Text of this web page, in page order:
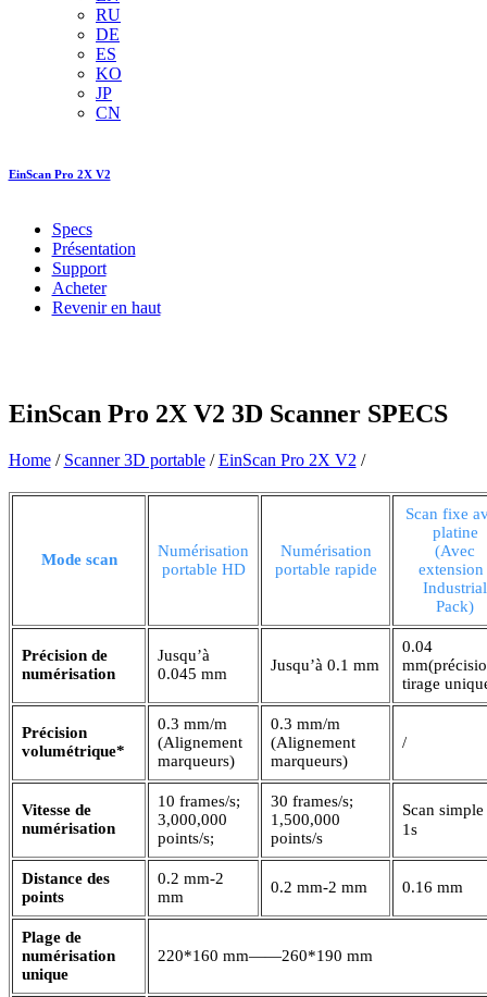
RU
DE
ES
KO
JP
CN
EinScan Pro 2X V2
Specs
Présentation
Support
Acheter
Revenir en haut
EinScan Pro 2X V2 3D Scanner SPECS
Home/ Scanner 3D portable/EinScan Pro 2X V2 /
Mode scan
Numérisation
portable HD
Numérisation
portable rapide
Scan fixe
platine
(Avec
extension
Industrial
Pack)
Précision de
numérisation
Jusqu’à
0.045 mm
Jusqu’à 0.1 mm
0.04
tirage
Précision
volumétrique*
0.3 mm/m
(Alignement
marqueurs)
0.3 mm/m
(Alignement
marqueurs)
/
Vitesse de
numérisation
10 frames/s;
3,000,000
points/s;
30 frames/s;
1,500,000
points/s
Scan
1s
Distance des
points
0.2 mm-2
mm
0.2 mm-2 mm 0.16 mm
Plage de
numérisation
unique
220*160 mm——260*190 mm